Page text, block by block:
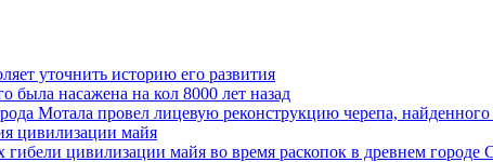
уточнить историю его развития
была насажена на кол 8000 лет назад
Мотала провел лицевую реконструкцию черепа,
цивилизации майя
цивилизации майя во время раскопок в древнем городе